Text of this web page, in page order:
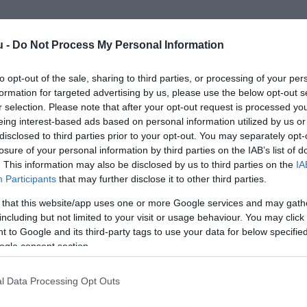
- Do Not Process My Personal Information
opt-out of the sale, sharing to third parties, or processing of your
for targeted advertising by us, please use the below opt-out
selection. Please note that after your opt-out request is processed
interest-based ads based on personal information utilized by us
to third parties prior to your opt-out. You may separately
of your personal information by third parties on the IAB’s list of
This information may also be disclosed by us to third parties on the
Participants that may further disclose it to other third parties.
that this website/app uses one or more Google services and may
but not limited to your visit or usage behaviour. You may
to Google and its third-party tags to use your data for below
consent section.
Data Processing Opt Outs
Mutass többet
fizetés